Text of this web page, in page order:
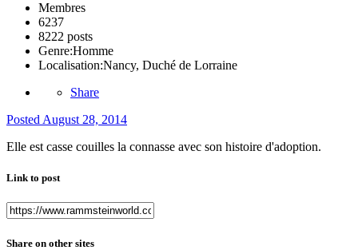
Membres
6237
8222 posts
Genre:Homme
Localisation:Nancy, Duché de Lorraine
Share
Posted August 28, 2014
Elle est casse couilles la connasse avec son histoire d'adoption.
Link to post
Share on other sites